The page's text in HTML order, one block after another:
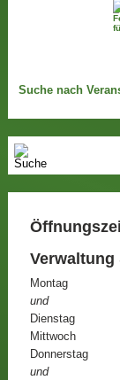
Suche nach
Montag
und
Dienstag
Mittwoch
Donnerstag
und